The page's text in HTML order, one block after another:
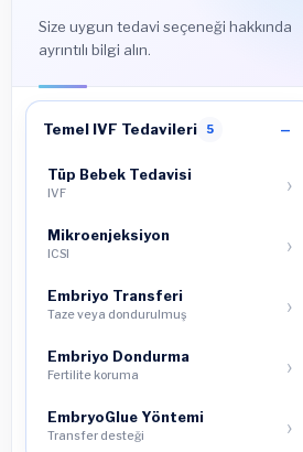
Size uygun tedavi seçeneği hakkında
ayrıntılı bilgi alın.
Temel IVF Tedavileri 5
Tüp Bebek Tedavisi
IVF
Mikroenjeksiyon
ICSI
Embriyo Transferi
Taze veya dondurulmuş
Embriyo Dondurma
Fertilite koruma
EmbryoGlue Yöntemi
Transfer desteği